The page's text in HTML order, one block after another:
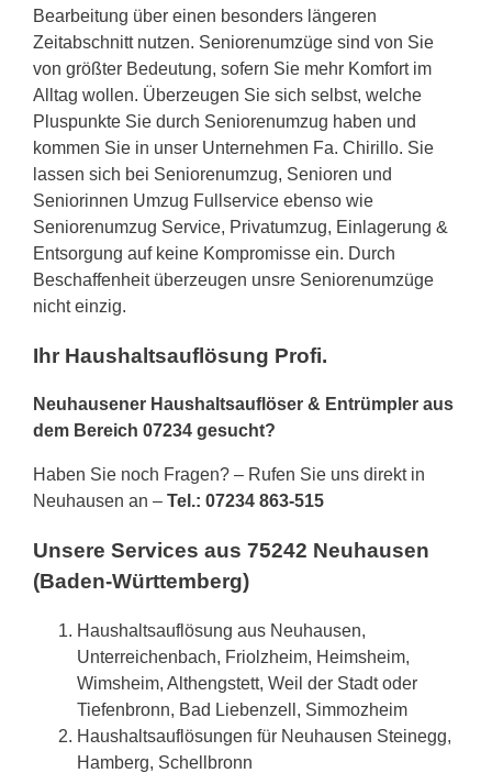
Bearbeitung über einen besonders längeren
Zeitabschnitt nutzen. Seniorenumzüge sind von Sie
von größter Bedeutung, sofern Sie mehr Komfort im
Alltag wollen. Überzeugen Sie sich selbst, welche
Pluspunkte Sie durch Seniorenumzug haben und
kommen Sie in unser Unternehmen Fa. Chirillo. Sie
lassen sich bei Seniorenumzug, Senioren und
Seniorinnen Umzug Fullservice ebenso wie
Seniorenumzug Service, Privatumzug, Einlagerung &
Entsorgung auf keine Kompromisse ein. Durch
Beschaffenheit überzeugen unsre Seniorenumzüge
nicht einzig.
Ihr Haushaltsauflösung Profi.
Neuhausener Haushaltsauflöser & Entrümpler aus
dem Bereich 07234 gesucht?
Haben Sie noch Fragen? – Rufen Sie uns direkt in
Neuhausen an – Tel.: 07234 863-515
Unsere Services aus 75242 Neuhausen
(Baden-Württemberg)
Haushaltsauflösung aus Neuhausen,
Unterreichenbach, Friolzheim, Heimsheim,
Wimsheim, Althengstett, Weil der Stadt oder
Tiefenbronn, Bad Liebenzell, Simmozheim
Haushaltsauflösungen für Neuhausen Steinegg,
Hamberg, Schellbronn